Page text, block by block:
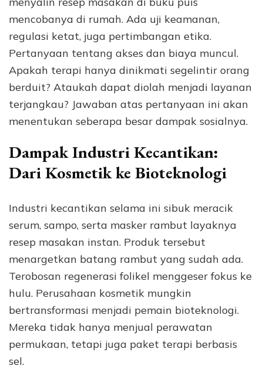
mencobanya di rumah. Ada uji keamanan,
regulasi ketat, juga pertimbangan etika.
Pertanyaan tentang akses dan biaya muncul.
Apakah terapi hanya dinikmati segelintir orang
berduit? Ataukah dapat diolah menjadi layanan
terjangkau? Jawaban atas pertanyaan ini akan
menentukan seberapa besar dampak sosialnya.
Dampak Industri Kecantikan:
Dari Kosmetik ke Bioteknologi
Industri kecantikan selama ini sibuk meracik
serum, sampo, serta masker rambut layaknya
resep masakan instan. Produk tersebut
menargetkan batang rambut yang sudah ada.
Terobosan regenerasi folikel menggeser fokus ke
hulu. Perusahaan kosmetik mungkin
bertransformasi menjadi pemain bioteknologi.
Mereka tidak hanya menjual perawatan
permukaan, tetapi juga paket terapi berbasis
sel.